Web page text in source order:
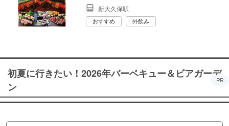
新大久保駅
おすすめ 外飲み
初夏に行きたい！2026年バーベキュー＆ビアガーデ
ン
PR